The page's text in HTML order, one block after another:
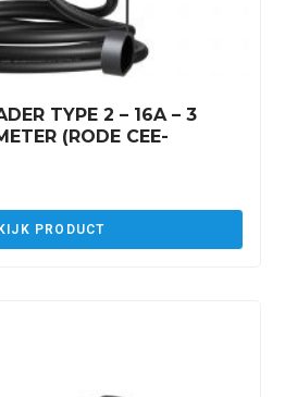
TYPE 2 – 16A – 3
(RODE CEE-
PRODUCT